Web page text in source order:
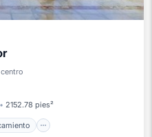
2152.78 pies²
Aparcamiento